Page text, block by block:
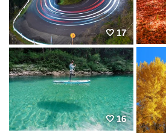
17
16